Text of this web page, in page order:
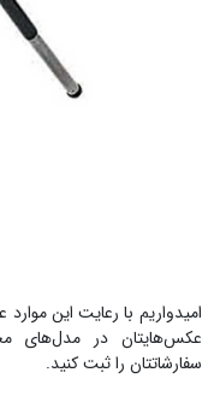
امیدواریم با رعایت این
عکس‌هایتان در مدل‌های
سفارشاتتان را ثبت کنید.